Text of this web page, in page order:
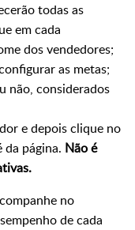
todas as
em cada
dos vendedores;
as metas;
não, considerados
e depois clique no
página. Não é
no
de cada